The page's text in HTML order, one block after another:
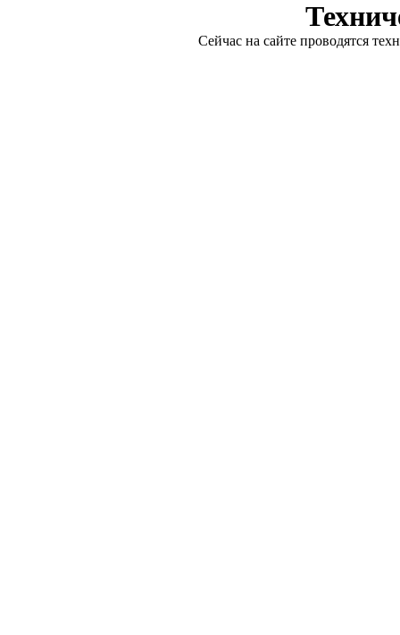
Сейчас на сайте проводятся